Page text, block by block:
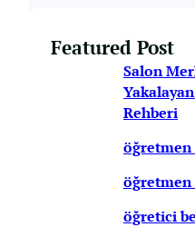
Featured Post
Salon
Rehberi
öğretmen
öğretici